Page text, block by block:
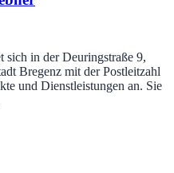
sich in der Deuringstraße 9,
Bregenz mit der Postleitzahl
und Dienstleistungen an. Sie